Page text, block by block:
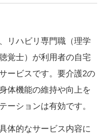
リハビリ専門職（理学
覚士）が利用者の自宅
ービスです。要介護2の
体機能の維持や向上を
ーションは有効です。
体的なサービス内容に